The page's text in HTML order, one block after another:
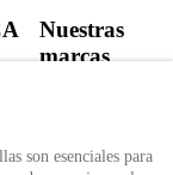
Nuestras
marcas
son esenciales para